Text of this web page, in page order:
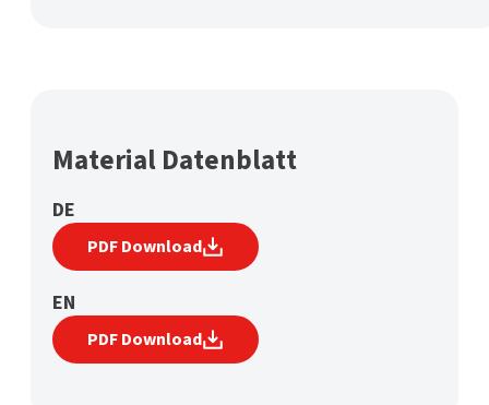
Material Datenblatt
DE
PDF Download
EN
PDF Download